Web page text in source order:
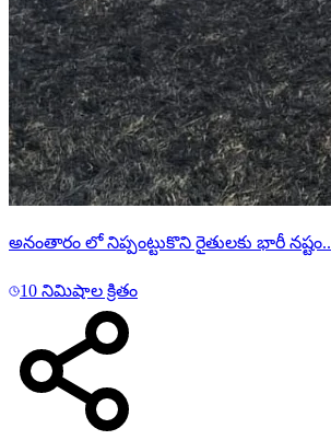
అనంతారం లో నిప్పంట్టుకొని రైతులకు భారీ నష్టం..
10 నిమిషాల క్రితం